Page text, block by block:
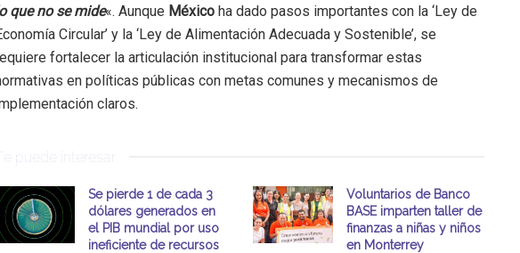
que no se mide«. Aunque México ha dado pasos importantes con la ‘Ley de
Circular’ y la ‘Ley de Alimentación Adecuada y Sostenible’, se
fortalecer la articulación institucional para transformar estas
en políticas públicas con metas comunes y mecanismos de
claros.
puede interesar
Se pierde 1 de cada 3
dólares generados en
el PIB mundial por uso
ineficiente de recursos
Voluntarios de Banco
BASE imparten taller de
finanzas a niñas y niños
en Monterrey